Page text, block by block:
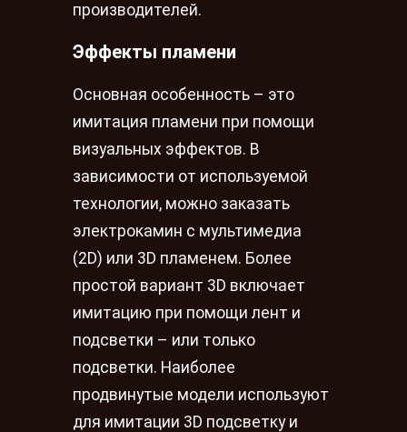
производителей.
Эффекты пламени
Основная особенность – это
имитация пламени при помощи
визуальных эффектов. В
зависимости от используемой
технологии, можно заказать
электрокамин с мультимедиа
(2D) или 3D пламенем. Более
простой вариант 3D включает
имитацию при помощи лент и
подсветки – или только
подсветки. Наиболее
продвинутые модели используют
для имитации 3D подсветку и